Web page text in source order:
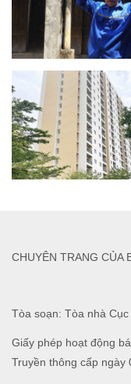
Tòa soạn: Tòa nhà
Giấy phép hoạt động
Truyền thông cấp ngày
CHUYÊN TRANG CỦA